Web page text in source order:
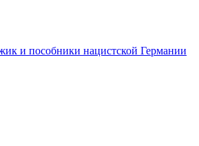
и пособники нацистской Германии